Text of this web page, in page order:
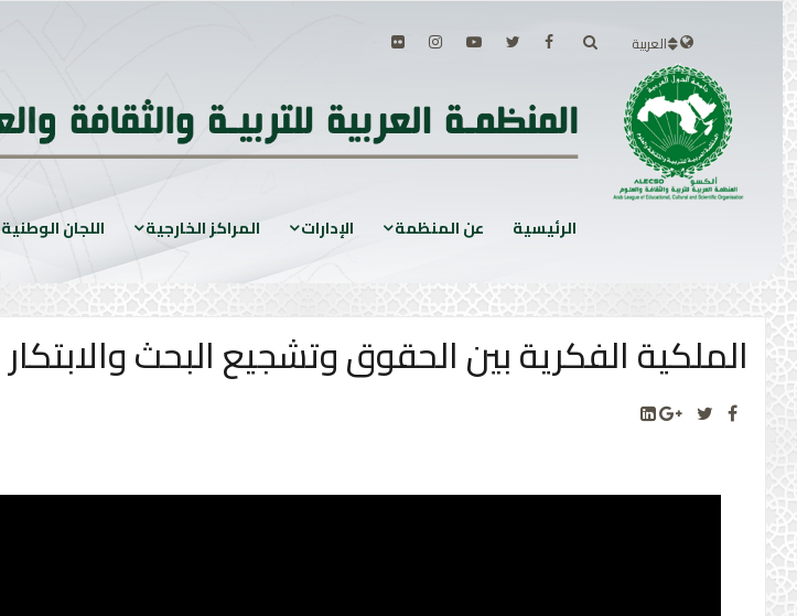
العربية
الرئيسية عن المنظمة الإدارات المراكز الخارجية اللجان الوطنية
الملكية الفكرية بين الحقوق وتشجيع البحث والابتكار